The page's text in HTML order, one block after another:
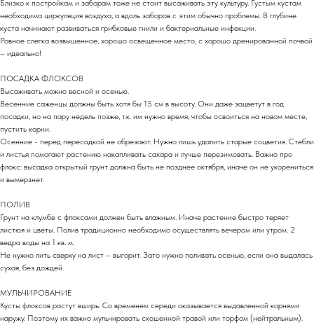
Близко к постройкам и заборам тоже не стоит высаживать эту культуру. Густым кустам
необходима циркуляция воздуха, а вдоль заборов с этим обычно проблемы. В глубине
куста начинают развиваться грибковые гнили и бактериальные инфекции.
Ровное слегка возвышенное, хорошо освещенное место, с хорошо дренированной почвой
– идеально!
ПОСАДКА ФЛОКСОВ
Высаживать можно весной и осенью.
Весенние саженцы должны быть хотя бы 15 см в высоту. Они даже зацветут в год
посадки, но на пару недель позже, т.к. им нужно время, чтобы освоиться на новом месте,
пустить корни.
Осенние - перед пересадкой не обрезают. Нужно лишь удалить старые соцветия. Стебли
и листья помогают растению накапливать сахара и лучше перезимовать. Важно про
флокс: высадка открытый грунт должна быть не позднее октября, иначе он не укорениться
и вымерзнет.
ПОЛИВ
Грунт на клумбе с флоксами должен быть влажным. Иначе растение быстро теряет
листюя и цветы. Полив традиционно необходимо осуществлять вечером или утром. 2
ведра воды на 1 кв. м.
Не нужно лить сверху на лист – выгорит. Зато нужно поливать осенью, если она выдалась
сухая, без дождей.
МУЛЬЧИРОВАНИЕ
Кусты флоксов растут вширь. Со временем середи оказывается выдавленной корнями
наружу. Поэтому их важно мульчировать скошенной травой или торфом (нейтральным).